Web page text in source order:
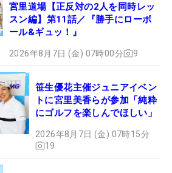
宮里道場【正反対の2人を同時レッ
スン編】第11話／『勝手にローボ
ール&ギュッ！』
2026年8月7日 (金) 07時00分 9
笹生優花主催ジュニアイベン
トに宮里美香らが参加「純粋
にゴルフを楽しんでほしい」
2026年8月7日 (金) 07時15分
19